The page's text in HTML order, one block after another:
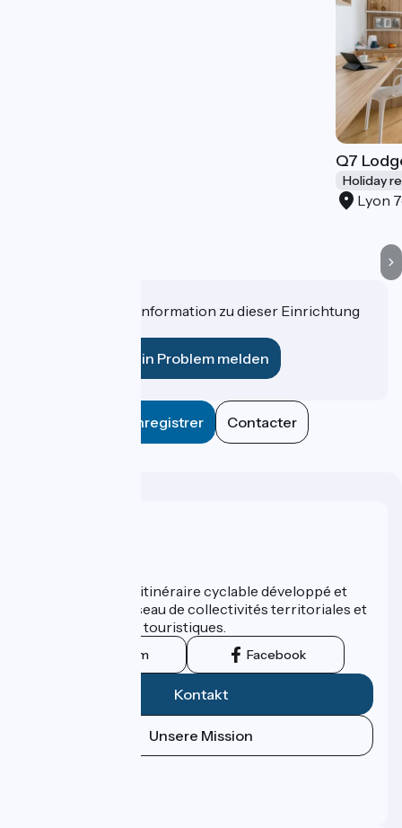
Q7
Holiday
Lyon
Haben Sie eine Information zu dieser Einrichtung
Ein Problem melden
Enregistrer Contacter
ViaRhôna est un itinéraire cyclable développé et
promu par un réseau de collectivités territoriales et
leurs institutions touristiques.
Instagram Facebook
Kontakt
Unsere Mission